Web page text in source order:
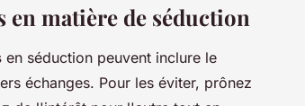
en matière de séduction
en séduction peuvent inclure le
échanges. Pour les éviter, prônez